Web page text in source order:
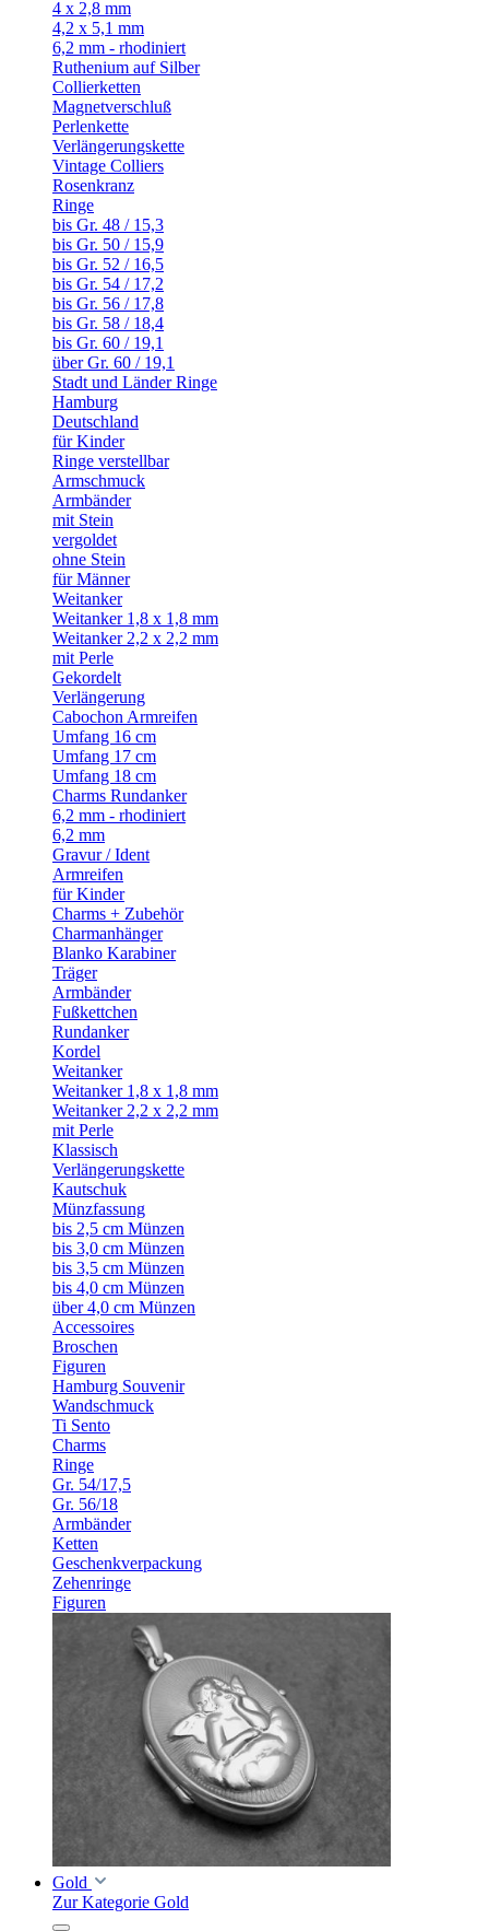
4 x 2,8 mm
4,2 x 5,1 mm
6,2 mm - rhodiniert
Ruthenium auf Silber
Collierketten
Magnetverschluß
Perlenkette
Verlängerungskette
Vintage Colliers
Rosenkranz
Ringe
bis Gr. 48 / 15,3
bis Gr. 50 / 15,9
bis Gr. 52 / 16,5
bis Gr. 54 / 17,2
bis Gr. 56 / 17,8
bis Gr. 58 / 18,4
bis Gr. 60 / 19,1
über Gr. 60 / 19,1
Stadt und Länder Ringe
Hamburg
Deutschland
für Kinder
Ringe verstellbar
Armschmuck
Armbänder
mit Stein
vergoldet
ohne Stein
für Männer
Weitanker
Weitanker 1,8 x 1,8 mm
Weitanker 2,2 x 2,2 mm
mit Perle
Gekordelt
Verlängerung
Cabochon Armreifen
Umfang 16 cm
Umfang 17 cm
Umfang 18 cm
Charms Rundanker
6,2 mm - rhodiniert
6,2 mm
Gravur / Ident
Armreifen
für Kinder
Charms + Zubehör
Charmanhänger
Blanko Karabiner
Träger
Armbänder
Fußkettchen
Rundanker
Kordel
Weitanker
Weitanker 1,8 x 1,8 mm
Weitanker 2,2 x 2,2 mm
mit Perle
Klassisch
Verlängerungskette
Kautschuk
Münzfassung
bis 2,5 cm Münzen
bis 3,0 cm Münzen
bis 3,5 cm Münzen
bis 4,0 cm Münzen
über 4,0 cm Münzen
Accessoires
Broschen
Figuren
Hamburg Souvenir
Wandschmuck
Ti Sento
Charms
Ringe
Gr. 54/17,5
Gr. 56/18
Armbänder
Ketten
Geschenkverpackung
Zehenringe
Figuren
Gold
Zur Kategorie Gold